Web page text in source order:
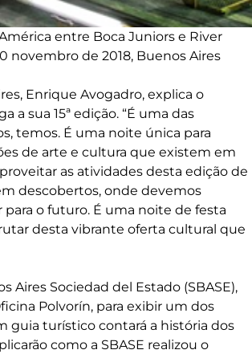
entre Boca Juniors e River
novembro de 2018, Buenos Aires
Enrique Avogadro, explica o
a sua 15ª edição. “É uma das
temos. É uma noite única para
de arte e cultura que existem em
as atividades desta edição de
descobertos, onde devemos
para o futuro. É uma noite de festa
desta vibrante oferta cultural que
Aires Sociedad del Estado (SBASE),
Polvorín, para exibir um dos
guia turístico contará a história dos
como a SBASE realizou o